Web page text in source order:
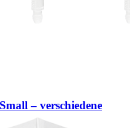
– verschiedene